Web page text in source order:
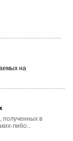
на
полученных в
либо...